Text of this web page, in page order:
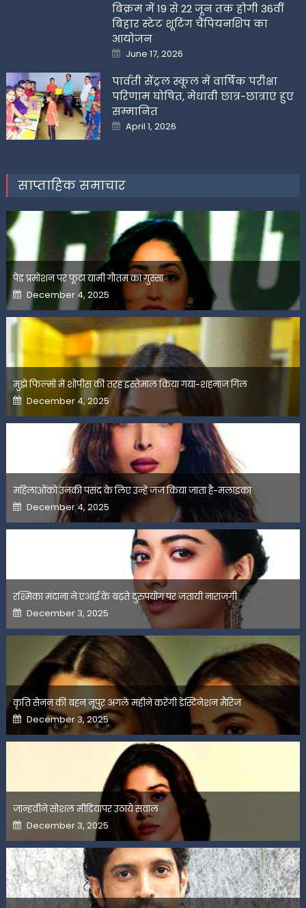
बिक्रम में 19 से 22 जून तक होगी 36वीं
बिहार स्टेट शूटिंग चैंपियनशिप का
आयोजन
Posted
on
June 17, 2026
पार्वती सेंट्रल स्कूल में वार्षिक परीक्षा
परिणाम घोषित, मेधावी छात्र-छात्राएं हुए
सम्मानित
Posted
on
April 1, 2026
साप्ताहिक समाचार
पेड प्रमोशन पर फूटा यामी गौतम का गुस्सा
Posted
on
December 4, 2025
मुझे फिल्मों में शोपीस की तरह इस्तेमाल किया गया-शहनाज गिल
Posted
on
December 4, 2025
महिलाओंको उनकी पसंद के लिए उन्हें जज किया जाता है-मलाइका
Posted
on
December 4, 2025
रश्मिका मंदाना ने एआई के बढ़ते दुरुपयोग पर जतायी नाराजगी
Posted
on
December 3, 2025
कृति सेनन की बहन नूपुर अगले महीने करेंगी डेस्टिनेशन मैरिज
Posted
on
December 3, 2025
जान्हवीने सोशल मीडियापर उठाये सवाल
Posted
on
December 3, 2025